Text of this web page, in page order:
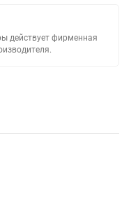
действует фирменная